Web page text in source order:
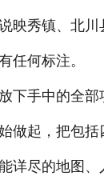
映秀镇、北
任何标注。
手中的全部
做起，把包
详尽的地图